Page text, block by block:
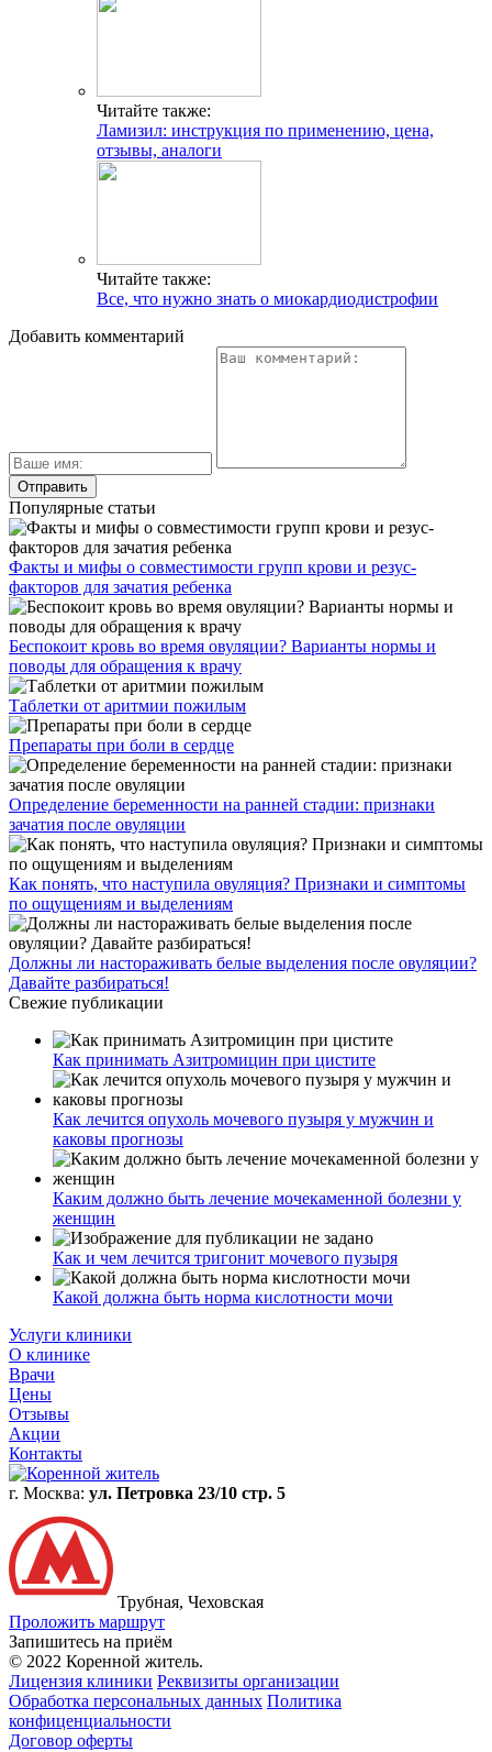
Читайте также:
Ламизил: инструкция по применению, цена,
отзывы, аналоги
Читайте также:
Все, что нужно знать о миокардиодистрофии
Добавить комментарий
Популярные статьи
Факты и мифы о совместимости групп крови и резус-
факторов для зачатия ребенка
Беспокоит кровь во время овуляции? Варианты нормы и
поводы для обращения к врачу
Таблетки от аритмии пожилым
Препараты при боли в сердце
Определение беременности на ранней стадии: признаки
зачатия после овуляции
Как понять, что наступила овуляция? Признаки и симптомы
по ощущениям и выделениям
Должны ли настораживать белые выделения после овуляции?
Давайте разбираться!
Свежие публикации
Как принимать Азитромицин при цистите
Как лечится опухоль мочевого пузыря у мужчин и
каковы прогнозы
Каким должно быть лечение мочекаменной болезни у
женщин
Как и чем лечится тригонит мочевого пузыря
Какой должна быть норма кислотности мочи
Услуги клиники
О клинике
Врачи
Цены
Отзывы
Акции
Контакты
г. Москва: ул. Петровка 23/10 стр. 5
Трубная, Чеховская
Проложить маршрут
Запишитесь на приём
© 2022 Коренной житель.
Лицензия клиники Реквизиты организации
Обработка персональных данных Политика
конфиценциальности
Договор оферты